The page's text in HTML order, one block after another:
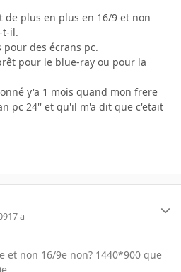
de plus en plus en 16/9 et non
t-il.
pour des écrans pc.
pour le blue-ray ou pour la
y'a 1 mois quand mon frere
pc 24'' et qu'il m'a dit que c'etait
17 a
et non 16/9e non? 1440*900 que